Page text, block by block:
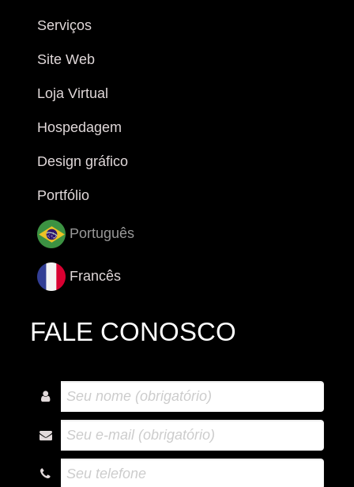
Serviços
Site Web
Loja Virtual
Hospedagem
Design gráfico
Portfólio
Português
Francês
FALE CONOSCO